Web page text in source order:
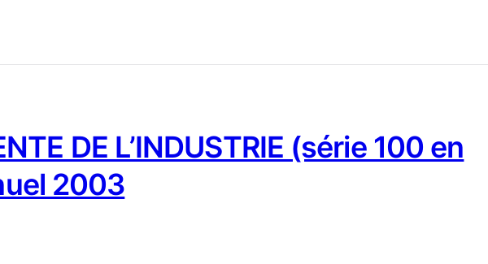
DE L’INDUSTRIE (série 100 en
2003